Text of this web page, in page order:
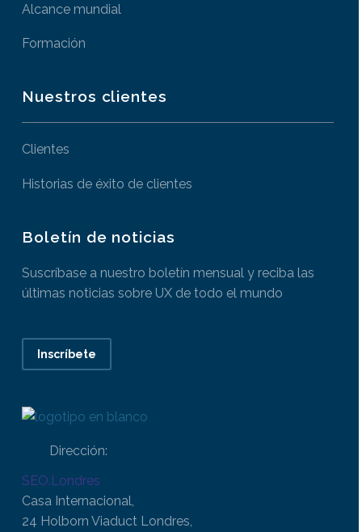
Alcance mundial
Formación
Nuestros clientes
Clientes
Historias de éxito de clientes
Boletín de noticias
Suscríbase a nuestro boletín mensual y reciba las
últimas noticias sobre UX de todo el mundo
Inscríbete
Dirección:
SEO.Londres
Casa Internacional,
24 Holborn Viaduct Londres,